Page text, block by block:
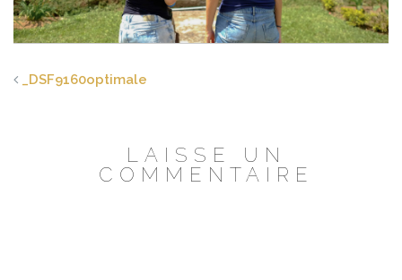
_DSF9160optimale
LAISSE UN
COMMENTAIRE